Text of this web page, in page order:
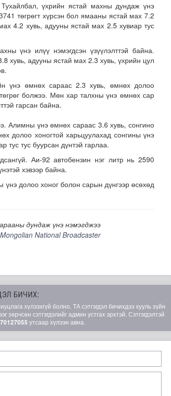
COP17-ын байгууламжтай танилцлаа
үхрийн ястай махны дундаж үнэ
төгрөгт хүрсэн бол ямааны ястай мах 7.2
4.2 хувь, адууны ястай мах 2.5 хувиар тус
үнэ илүү нэмэгдсэн үзүүлэлттэй байна.
хувь, адууны ястай мах 2.3 хувь, үхрийн цул
үнэ өмнөх сараас 2.3 хувь, өмнөх долоо
болжээ. Мөн хар талхны үнэ өмнөх сар
гарсан байна.
Алимны үнэ өмнөх сараас 3.6 хувь, сонгино
долоо хоногтой харьцуулахад сонгины үнэ
тус тус буурсан дүнтэй гарлаа.
Аи-92 автобензин нэг литр нь 2590
хэвээр байна.
долоо хоног болон сарын дүнгээр өсөхөд
дундаж үнэ нэмэгджээ
Mongolian National Broadcaster
БИЧИХ:
хүлээхгүй болно. ТА сэтгэгдэл бичихдээ хууль зүйн
сэтгэгдэлийг админ устгах эрхтэй. Сэтгэгдэлтэй
утсаар хүлээн авна.